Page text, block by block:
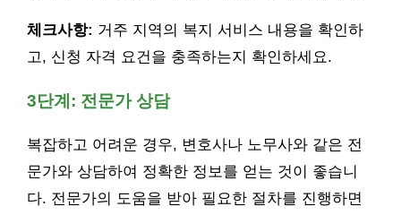
체크사항: 거주 지역의 복지 서비스 내용을 확인하
고, 신청 자격 요건을 충족하는지 확인하세요.
3단계: 전문가 상담
복잡하고 어려운 경우, 변호사나 노무사와 같은 전
문가와 상담하여 정확한 정보를 얻는 것이 좋습니
다. 전문가의 도움을 받아 필요한 절차를 진행하면